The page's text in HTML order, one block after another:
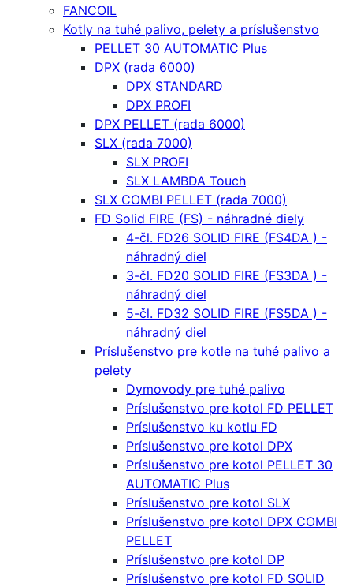
FANCOIL
Kotly na tuhé palivo, pelety a príslušenstvo
PELLET 30 AUTOMATIC Plus
DPX (rada 6000)
DPX STANDARD
DPX PROFI
DPX PELLET (rada 6000)
SLX (rada 7000)
SLX PROFI
SLX LAMBDA Touch
SLX COMBI PELLET (rada 7000)
FD Solid FIRE (FS) - náhradné diely
4-čl. FD26 SOLID FIRE (FS4DA ) -
náhradný diel
3-čl. FD20 SOLID FIRE (FS3DA ) -
náhradný diel
5-čl. FD32 SOLID FIRE (FS5DA ) -
náhradný diel
Príslušenstvo pre kotle na tuhé palivo a
pelety
Dymovody pre tuhé palivo
Príslušenstvo pre kotol FD PELLET
Príslušenstvo ku kotlu FD
Príslušenstvo pre kotol DPX
Príslušenstvo pre kotol PELLET 30
AUTOMATIC Plus
Príslušenstvo pre kotol SLX
Príslušenstvo pre kotol DPX COMBI
PELLET
Príslušenstvo pre kotol DP
Príslušenstvo pre kotol FD SOLID